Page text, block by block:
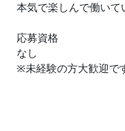
本気で楽しんで働いて
応募資格
なし
※未経験の方大歓迎で